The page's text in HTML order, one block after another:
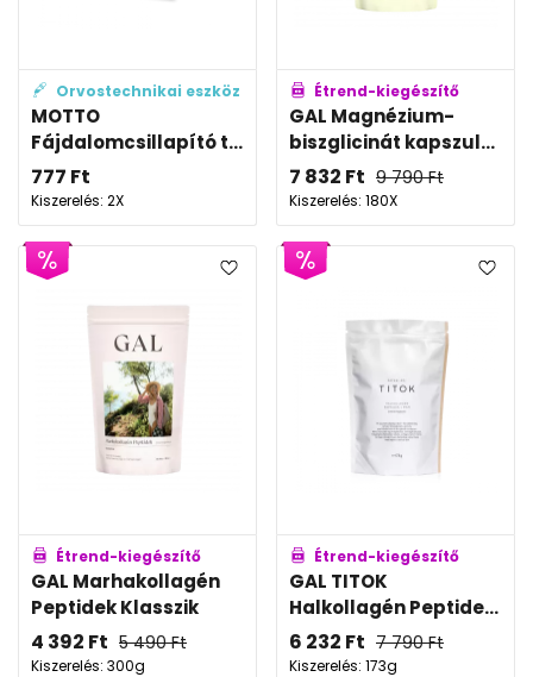
Orvostechnikai eszköz
MOTTO
Fájdalomcsillapító t...
777 Ft
Kiszerelés: 2X
Étrend-kiegészítő
GAL Magnézium-
biszglicinát kapszul...
7 832 Ft 9 790Ft
Kiszerelés: 180X
Étrend-kiegészítő
GAL Marhakollagén
Peptidek Klasszik
4 392 Ft 5 490Ft
Kiszerelés: 300g
Étrend-kiegészítő
GAL TITOK
Halkollagén Peptide...
6 232 Ft 7 790Ft
Kiszerelés: 173g